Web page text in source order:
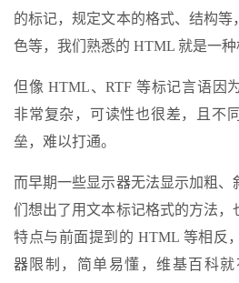
的标记，规定文本的格式、结构等
色等，我们熟悉的 HTML 就是一种
但像 HTML、RTF 等标记言语因
非常复杂，可读性也很差，且不
垒，难以打通。
而早期一些显示器无法显示加粗、
们想出了用文本标记格式的方法，
特点与前面提到的 HTML 等相反
器限制，简单易懂，维基百科就